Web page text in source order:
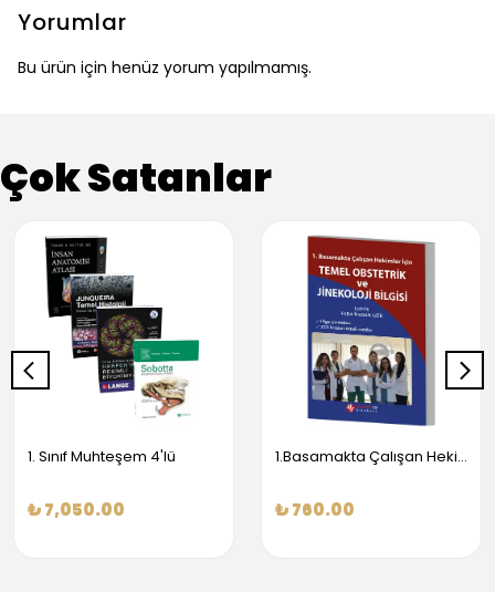
Yorumlar
Bu ürün için henüz yorum yapılmamış.
Çok Satanlar
1. Sınıf Muhteşem 4'lü
₺ 7,050.00
1.Basamakta Çalışan Hekimler İçin Temel Obstetrik Ve Jinekoloji Bilgisi
₺ 760.00